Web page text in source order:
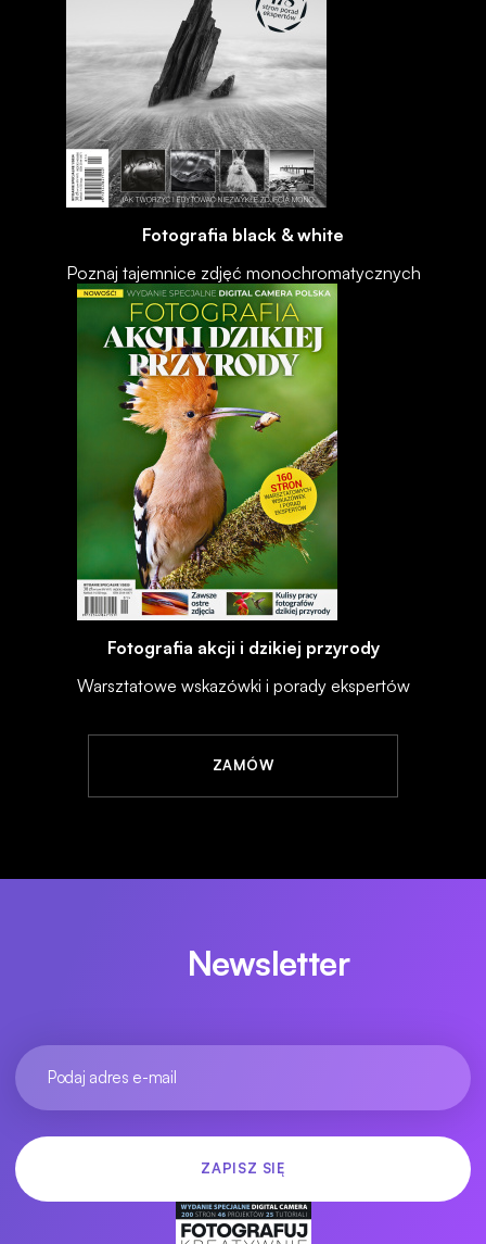
Fotografia black & white
Poznaj tajemnice zdjęć monochromatycznych
Fotografia akcji i dzikiej przyrody
Warsztatowe wskazówki i porady ekspertów
ZAMÓW
Newsletter